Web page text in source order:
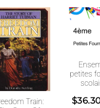
Train:
petites
$